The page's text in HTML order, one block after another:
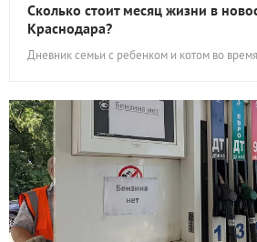
Сколько стоит месяц жизни в
Краснодара?
Дневник семьи с ребенком и котом во